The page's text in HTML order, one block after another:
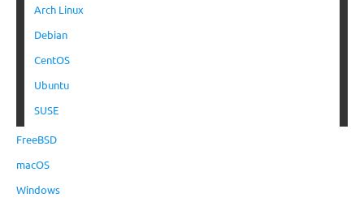
Arch Linux
Debian
CentOS
Ubuntu
SUSE
FreeBSD
macOS
Windows